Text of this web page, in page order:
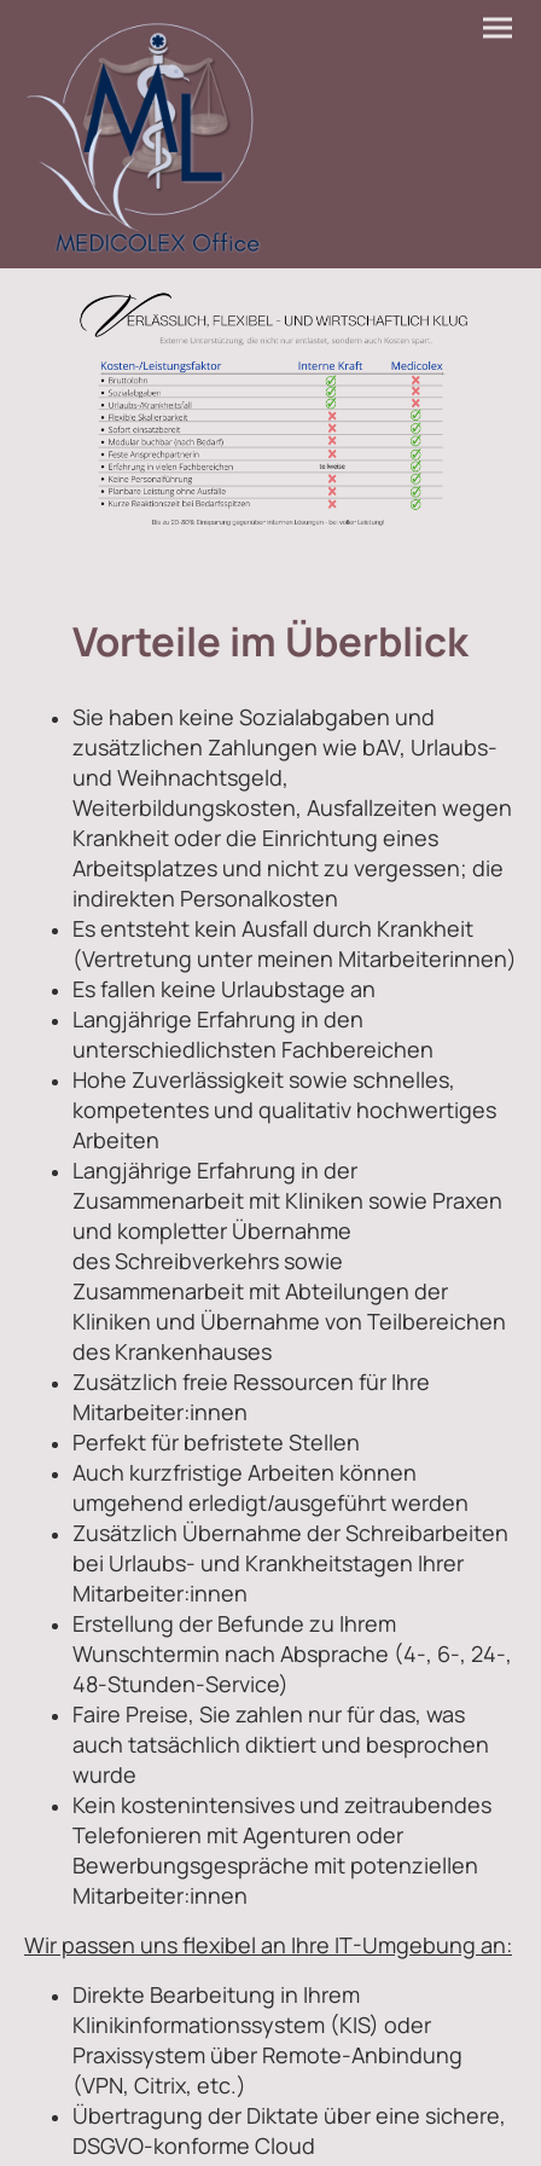
Vorteile im Überblick
Sie haben keine Sozialabgaben und
zusätzlichen Zahlungen wie bAV, Urlaubs-
und Weihnachtsgeld,
Weiterbildungskosten, Ausfallzeiten wegen
Krankheit oder die Einrichtung eines
Arbeitsplatzes und nicht zu vergessen; die
indirekten Personalkosten
Es entsteht kein Ausfall durch Krankheit
(Vertretung unter meinen Mitarbeiterinnen)
Es fallen keine Urlaubstage an
Langjährige Erfahrung in den
unterschiedlichsten Fachbereichen
Hohe Zuverlässigkeit sowie schnelles,
kompetentes und qualitativ hochwertiges
Arbeiten
Langjährige Erfahrung in der
Zusammenarbeit mit Kliniken sowie Praxen
und kompletter Übernahme
des Schreibverkehrs sowie
Zusammenarbeit mit Abteilungen der
Kliniken und Übernahme von Teilbereichen
des Krankenhauses
Zusätzlich freie Ressourcen für Ihre
Mitarbeiter:innen
Perfekt für befristete Stellen
Auch kurzfristige Arbeiten können
umgehend erledigt/ausgeführt werden
Zusätzlich Übernahme der Schreibarbeiten
bei Urlaubs- und Krankheitstagen Ihrer
Mitarbeiter:innen
Erstellung der Befunde zu Ihrem
Wunschtermin nach Absprache (4-, 6-, 24-,
48-Stunden-Service)
Faire Preise, Sie zahlen nur für das, was
auch tatsächlich diktiert und besprochen
wurde
Kein kostenintensives und zeitraubendes
Telefonieren mit Agenturen oder
Bewerbungsgespräche mit potenziellen
Mitarbeiter:innen
Wir passen uns flexibel an Ihre IT-Umgebung an:
Direkte Bearbeitung in Ihrem
Klinikinformationssystem (KIS) oder
Praxissystem über Remote-Anbindung
(VPN, Citrix, etc.)
Übertragung der Diktate über eine sichere,
DSGVO-konforme Cloud